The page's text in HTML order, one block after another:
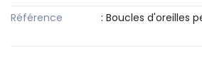
Référence
: Boucles d'oreilles